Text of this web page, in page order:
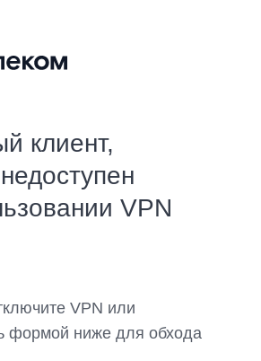
клиент,
VPN
VPN или
формой ниже для обхода